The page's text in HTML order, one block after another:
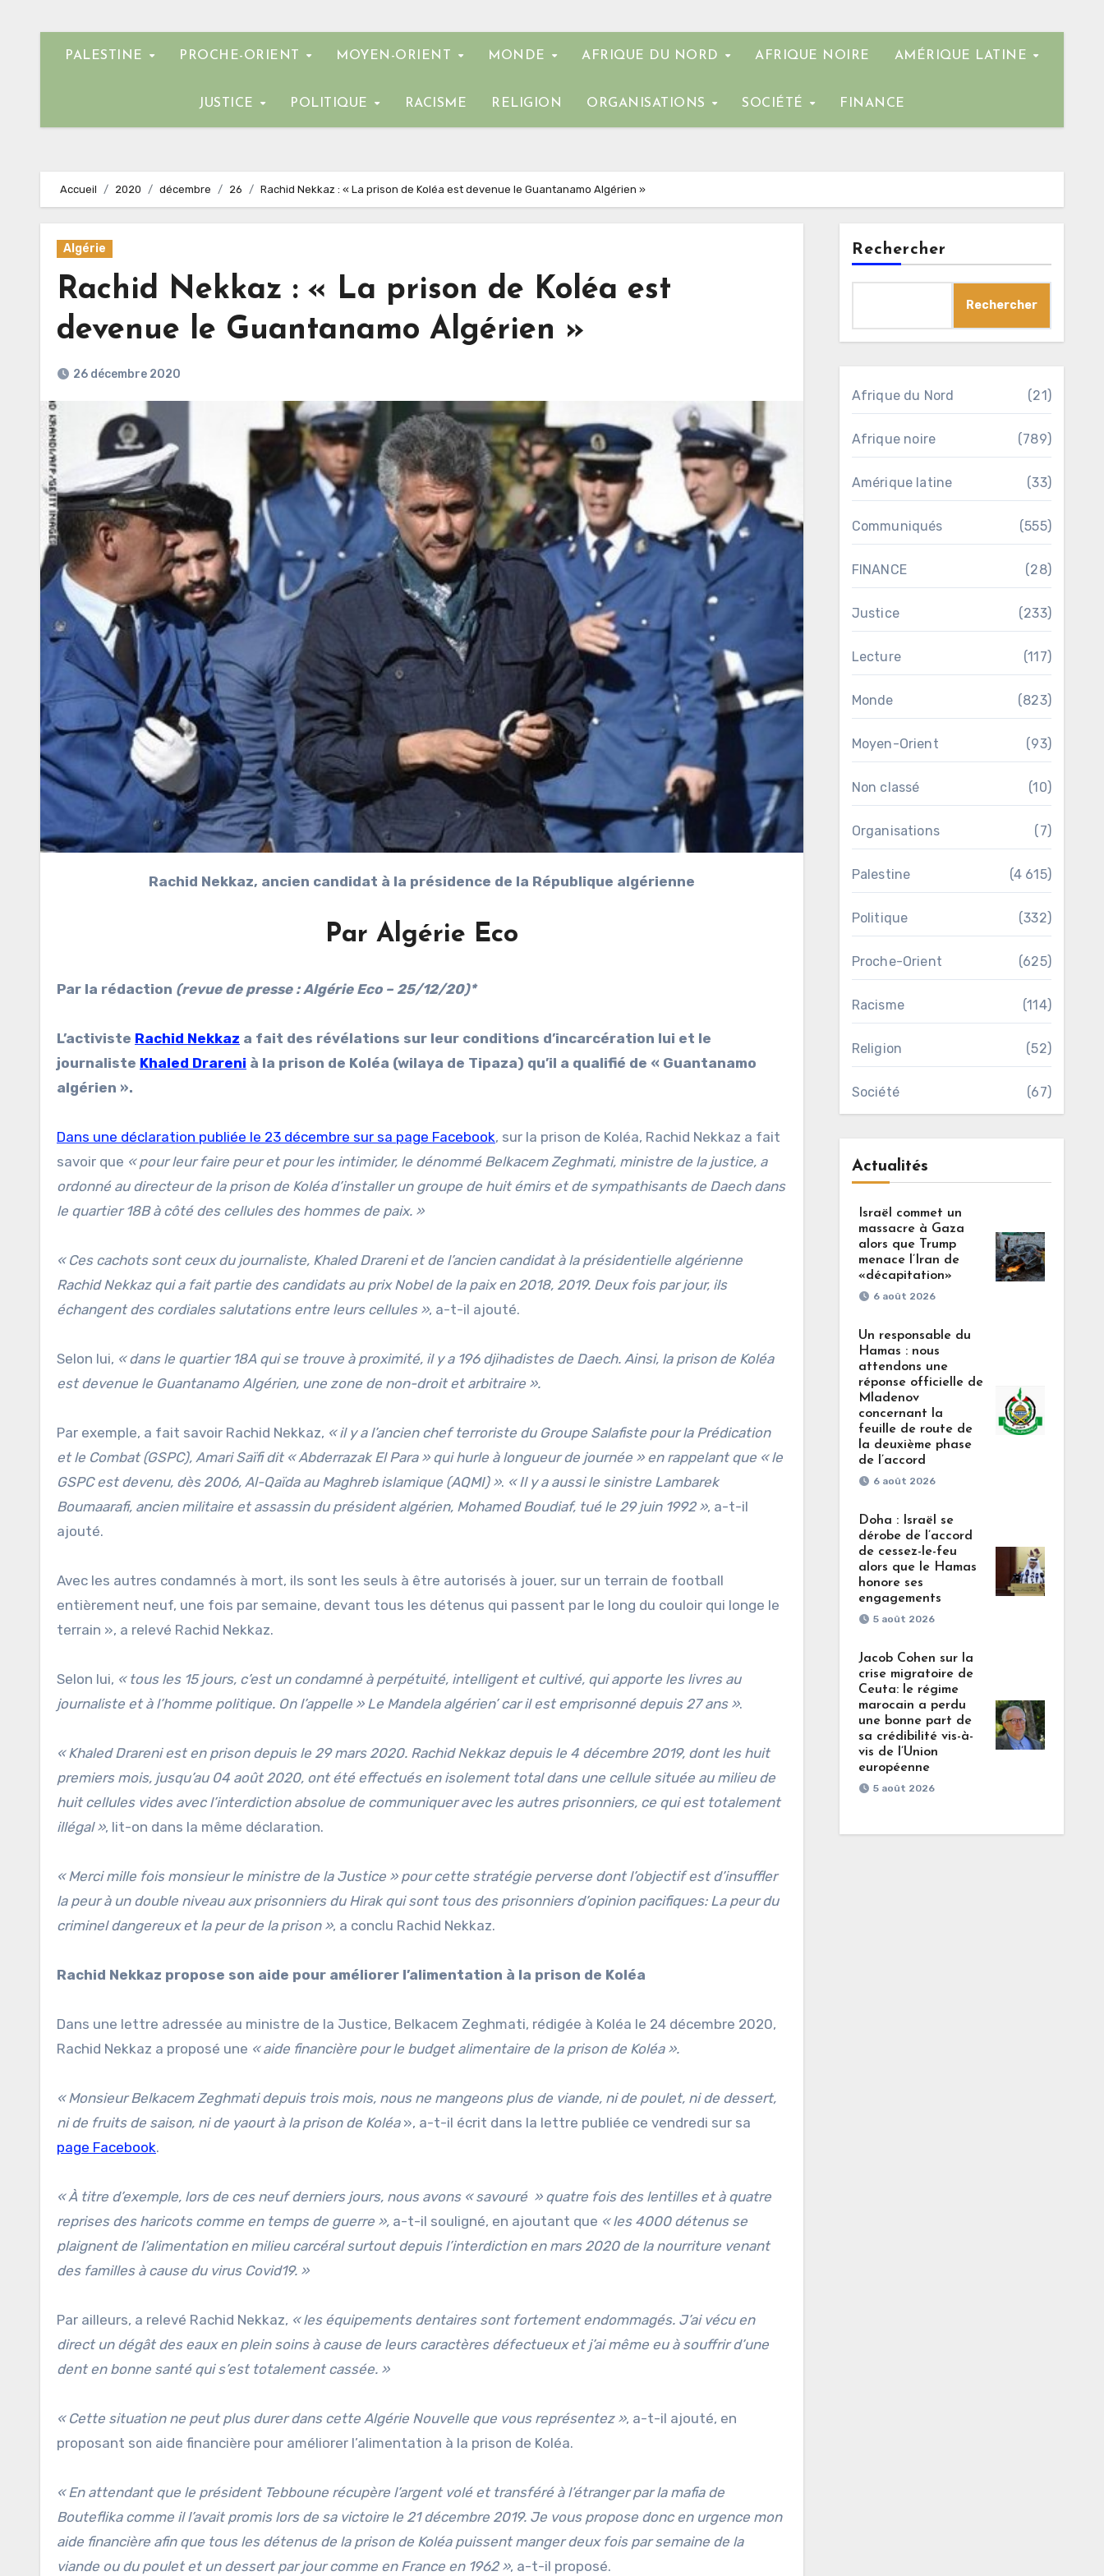
PALESTINE PROCHE-ORIENT MOYEN-ORIENT MONDE AFRIQUE DU NORD AFRIQUE NOIRE AMÉRIQUE LATINE
JUSTICE POLITIQUE RACISME RELIGION ORGANISATIONS SOCIÉTÉ FINANCE
Accueil 2020 décembre 26 Rachid Nekkaz : « La prison de Koléa est devenue le Guantanamo Algérien »
Algérie
Rachid Nekkaz : « La prison de Koléa est
devenue le Guantanamo Algérien »
26 décembre 2020
Rachid Nekkaz, ancien candidat à la présidence de la République algérienne
Par Algérie Eco
Par la rédaction (revue de presse : Algérie Eco – 25/12/20)*
L’activiste Rachid Nekkaz a fait des révélations sur leur conditions d’incarcération lui et le
journaliste Khaled Drareni à la prison de Koléa (wilaya de Tipaza) qu’il a qualifié de « Guantanamo
algérien ».
Dans une déclaration publiée le 23 décembre sur sa page Facebook, sur la prison de Koléa, Rachid Nekkaz a fait
savoir que « pour leur faire peur et pour les intimider, le dénommé Belkacem Zeghmati, ministre de la justice, a
ordonné au directeur de la prison de Koléa d’installer un groupe de huit émirs et de sympathisants de Daech dans
le quartier 18B à côté des cellules des hommes de paix. »
« Ces cachots sont ceux du journaliste, Khaled Drareni et de l’ancien candidat à la présidentielle algérienne
Rachid Nekkaz qui a fait partie des candidats au prix Nobel de la paix en 2018, 2019. Deux fois par jour, ils
échangent des cordiales salutations entre leurs cellules », a-t-il ajouté.
Selon lui, « dans le quartier 18A qui se trouve à proximité, il y a 196 djihadistes de Daech. Ainsi, la prison de Koléa
est devenue le Guantanamo Algérien, une zone de non-droit et arbitraire ».
Par exemple, a fait savoir Rachid Nekkaz, « il y a l’ancien chef terroriste du Groupe Salafiste pour la Prédication
et le Combat (GSPC), Amari Saïfi dit « Abderrazak El Para » qui hurle à longueur de journée » en rappelant que « le
GSPC est devenu, dès 2006, Al-Qaïda au Maghreb islamique (AQMI) ». « Il y a aussi le sinistre Lambarek
Boumaarafi, ancien militaire et assassin du président algérien, Mohamed Boudiaf, tué le 29 juin 1992 », a-t-il
ajouté.
Avec les autres condamnés à mort, ils sont les seuls à être autorisés à jouer, sur un terrain de football
entièrement neuf, une fois par semaine, devant tous les détenus qui passent par le long du couloir qui longe le
terrain », a relevé Rachid Nekkaz.
Selon lui, « tous les 15 jours, c’est un condamné à perpétuité, intelligent et cultivé, qui apporte les livres au
journaliste et à l’homme politique. On l’appelle » Le Mandela algérien’ car il est emprisonné depuis 27 ans ».
« Khaled Drareni est en prison depuis le 29 mars 2020. Rachid Nekkaz depuis le 4 décembre 2019, dont les huit
premiers mois, jusqu’au 04 août 2020, ont été effectués en isolement total dans une cellule située au milieu de
huit cellules vides avec l’interdiction absolue de communiquer avec les autres prisonniers, ce qui est totalement
illégal », lit-on dans la même déclaration.
« Merci mille fois monsieur le ministre de la Justice » pour cette stratégie perverse dont l’objectif est d’insuffler
la peur à un double niveau aux prisonniers du Hirak qui sont tous des prisonniers d’opinion pacifiques: La peur du
criminel dangereux et la peur de la prison », a conclu Rachid Nekkaz.
Rachid Nekkaz propose son aide pour améliorer l’alimentation à la prison de Koléa
Dans une lettre adressée au ministre de la Justice, Belkacem Zeghmati, rédigée à Koléa le 24 décembre 2020,
Rachid Nekkaz a proposé une « aide financière pour le budget alimentaire de la prison de Koléa ».
« Monsieur Belkacem Zeghmati depuis trois mois, nous ne mangeons plus de viande, ni de poulet, ni de dessert,
ni de fruits de saison, ni de yaourt à la prison de Koléa », a-t-il écrit dans la lettre publiée ce vendredi sur sa
page Facebook.
« À titre d’exemple, lors de ces neuf derniers jours, nous avons « savouré » quatre fois des lentilles et à quatre
reprises des haricots comme en temps de guerre », a-t-il souligné, en ajoutant que « les 4000 détenus se
plaignent de l’alimentation en milieu carcéral surtout depuis l’interdiction en mars 2020 de la nourriture venant
des familles à cause du virus Covid19. »
Par ailleurs, a relevé Rachid Nekkaz, « les équipements dentaires sont fortement endommagés. J’ai vécu en
direct un dégât des eaux en plein soins à cause de leurs caractères défectueux et j’ai même eu à souffrir d’une
dent en bonne santé qui s’est totalement cassée. »
« Cette situation ne peut plus durer dans cette Algérie Nouvelle que vous représentez », a-t-il ajouté, en
proposant son aide financière pour améliorer l’alimentation à la prison de Koléa.
« En attendant que le président Tebboune récupère l’argent volé et transféré à l’étranger par la mafia de
Bouteflika comme il l’avait promis lors de sa victoire le 21 décembre 2019. Je vous propose donc en urgence mon
aide financière afin que tous les détenus de la prison de Koléa puissent manger deux fois par semaine de la
viande ou du poulet et un dessert par jour comme en France en 1962 », a-t-il proposé.
Rechercher
Rechercher
Afrique du Nord (21)
Afrique noire (789)
Amérique latine (33)
Communiqués (555)
FINANCE (28)
Justice (233)
Lecture (117)
Monde (823)
Moyen-Orient (93)
Non classé (10)
Organisations (7)
Palestine (4 615)
Politique (332)
Proche-Orient (625)
Racisme (114)
Religion (52)
Société (67)
Actualités
Israël commet un
massacre à Gaza
alors que Trump
menace l’Iran de
«décapitation»
6 août 2026
Un responsable du
Hamas : nous
attendons une
réponse officielle de
Mladenov
concernant la
feuille de route de
la deuxième phase
de l’accord
6 août 2026
Doha : Israël se
dérobe de l’accord
de cessez-le-feu
alors que le Hamas
honore ses
engagements
5 août 2026
Jacob Cohen sur la
crise migratoire de
Ceuta: le régime
marocain a perdu
une bonne part de
sa crédibilité vis-à-
vis de l’Union
européenne
5 août 2026